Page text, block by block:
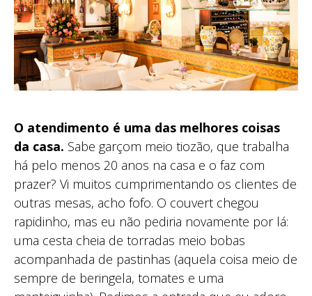
O atendimento é uma das melhores coisas
da casa. Sabe garçom meio tiozão, que trabalha
há pelo menos 20 anos na casa e o faz com
prazer? Vi muitos cumprimentando os clientes de
outras mesas, acho fofo. O couvert chegou
rapidinho, mas eu não pediria novamente por lá:
uma cesta cheia de torradas meio bobas
acompanhada de pastinhas (aquela coisa meio de
sempre de beringela, tomates e uma